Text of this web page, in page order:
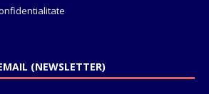
(NEWSLETTER)